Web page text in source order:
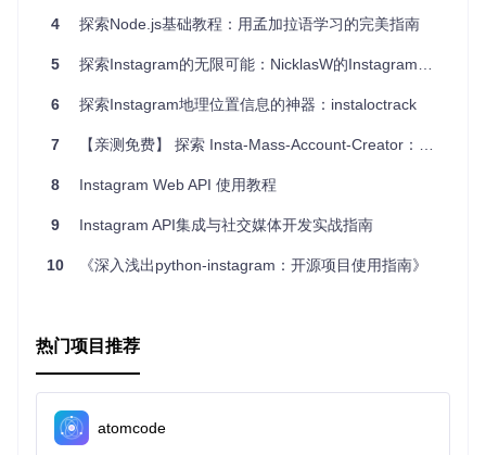
获。
全面覆盖Instagram Graph API，方便开发者调用所有相关
内置错误处理机制，确保健壮性。
nstall --save node-instagram
应用。
总的来说，无论你是经验丰富的开发人员还是新手，Node-Ins
4 探索Node.js基础教程：用孟加拉语学习的完美指南
5 探索Instagram的无限可能：NicklasW的Instagram私有API库
6 探索Instagram地理位置信息的神器：instaloctrack
7 【亲测免费】 探索 Insta-Mass-Account-Creator：批量创建Instagram账户的利器
8 Instagram Web API 使用教程
9 Instagram API集成与社交媒体开发实战指南
10 《深入浅出python-instagram：开源项目使用指南》
热门项目推荐
atomcode